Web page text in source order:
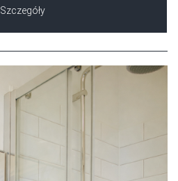
Szczegóły